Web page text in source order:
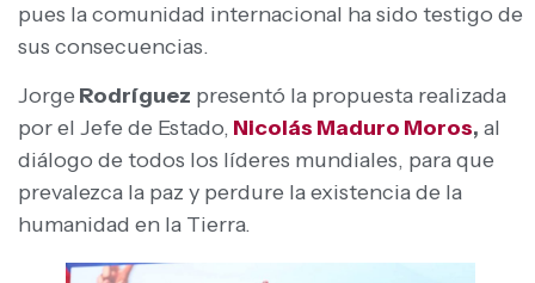
pues la comunidad internacional ha sido testigo de
sus consecuencias.
Jorge Rodríguez presentó la propuesta realizada
por el Jefe de Estado, Nicolás Maduro Moros, al
diálogo de todos los líderes mundiales, para que
prevalezca la paz y perdure la existencia de la
humanidad en la Tierra.